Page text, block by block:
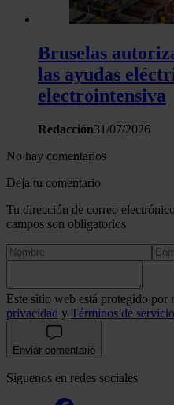
Bruselas
las ayudas
electrointensiva
Redacción31/07/2026
No hay comentarios
Deja tu comentario
Tu dirección de correo
campos son obligatorios
Este sitio web está protegido
privacidad y Términos de servicio
Enviar comentario
Síguenos en redes sociales